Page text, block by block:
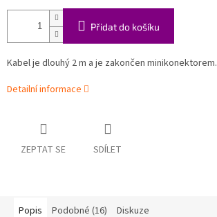
Přidat do košíku
Kabel je dlouhý 2 m a je zakončen minikonektorem.
Detailní informace
ZEPTAT SE SDÍLET
Popis Podobné (16) Diskuze